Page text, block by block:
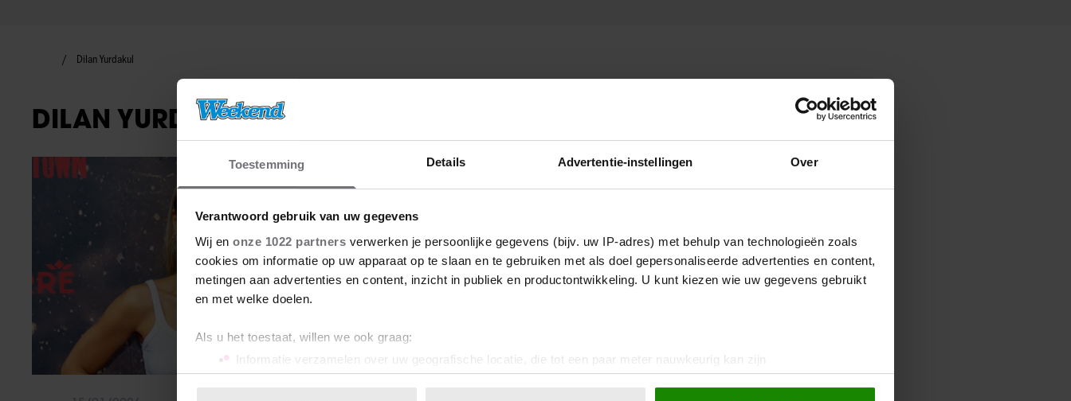
Toestemming Details Advertentie-instellingen Over
Verantwoord gebruik van uw gegevens
Wij en onze 1022 partners verwerken je persoonlijke gegevens (bijv. uw IP-adres) met behulp van technologieën zoals
cookies om informatie op uw apparaat op te slaan en te gebruiken met als doel gepersonaliseerde advertenties en content,
metingen aan advertenties en content, inzicht in publiek en productontwikkeling. U kunt kiezen wie uw gegevens gebruikt
en met welke doelen.
Als u het toestaat, willen we ook graag:
Informatie verzamelen over uw geografische locatie, die tot een paar meter nauwkeurig kan zijn
Uw apparaat identificeren door het actief te scannen op specifieke eigenschappen (fingerprinting)
Dilan Yurdakul
DILAN YURDAKUL